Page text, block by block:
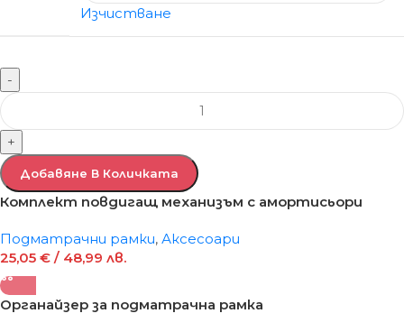
Изчистване
-
+
Добавяне В Количката
Комплект повдигащ механизъм с амортисьори
Подматрачни рамки, Аксесоари
25,05 € / 48,99 лв.
Органайзер за подматрачна рамка